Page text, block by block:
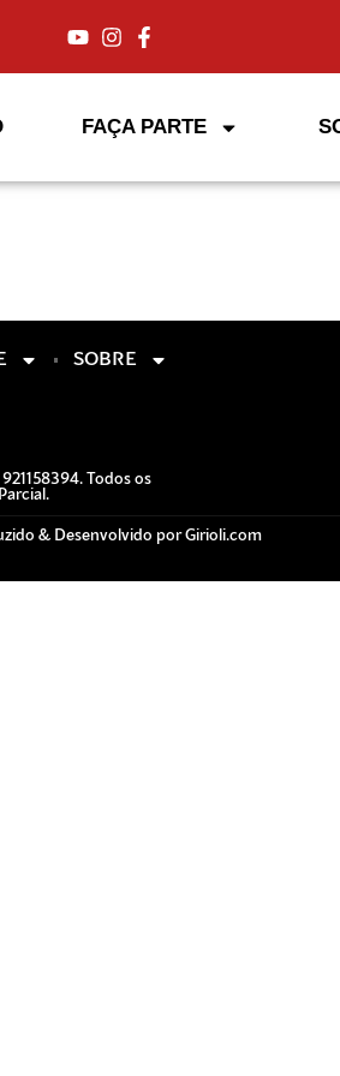
FAÇA PARTE
SOBRE
Todos os
& Desenvolvido por Girioli.com